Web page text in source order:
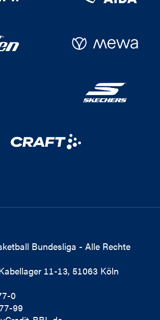
Bundesliga - Alle Rechte
11-13, 51063 Köln
0
99